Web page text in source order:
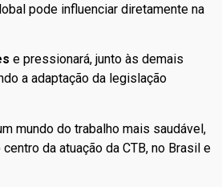
pode influenciar diretamente na
e pressionará, junto às demais
a adaptação da legislação
mundo do trabalho mais saudável,
da atuação da CTB, no Brasil e